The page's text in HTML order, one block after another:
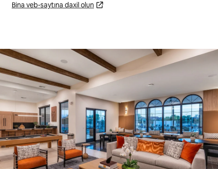
Bina veb-saytına daxil olun